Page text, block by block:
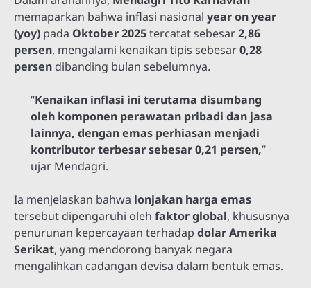
memaparkan bahwa inflasi nasional year on year
(yoy) pada Oktober 2025tercatat sebesar2,86
persen, mengalami kenaikan tipis sebesar0,28
persen dibanding bulan sebelumnya.
“Kenaikan inflasi ini terutama disumbang
oleh komponen perawatan pribadi dan jasa
lainnya, dengan emas perhiasan menjadi
kontributor terbesar sebesar 0,21 persen,”
ujar Mendagri.
Ia menjelaskan bahwa lonjakan harga emas
tersebut dipengaruhi oleh faktor global, khususnya
penurunan kepercayaan terhadap dolar Amerika
Serikat, yang mendorong banyak negara
mengalihkan cadangan devisa dalam bentuk emas.